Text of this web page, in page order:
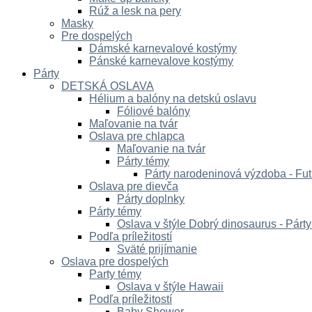
Rúž a lesk na pery
Masky
Pre dospelých
Dámské karnevalové kostýmy
Pánské karnevalove kostýmy
Párty
DETSKÁ OSLAVA
Hélium a balóny na detskú oslavu
Fóliové balóny
Maľovanie na tvár
Oslava pre chlapca
Maľovanie na tvár
Párty témy
Párty narodeninová výzdoba -
Oslava pre dievča
Párty doplnky
Párty témy
Oslava v štýle Dobrý dinosaurus -
Podľa príležitostí
Sväté prijímanie
Oslava pre dospelých
Party témy
Oslava v štýle Hawaii
Podľa príležitostí